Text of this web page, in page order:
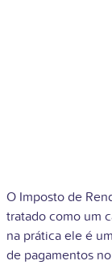
O Imposto de
tratado como um
na prática ele é
de pagamentos